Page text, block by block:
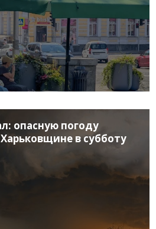
опасную погоду
в субботу